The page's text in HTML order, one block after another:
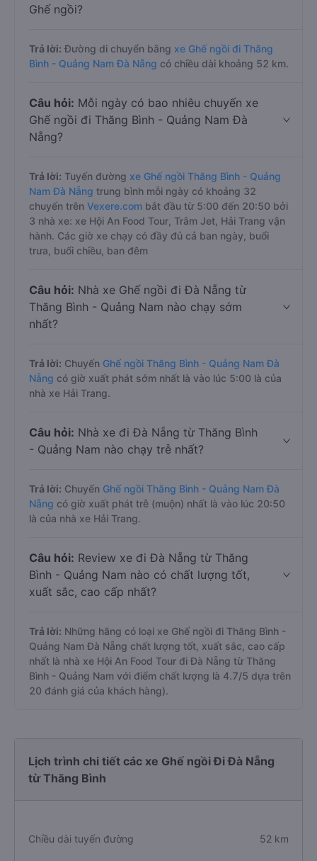
Ghế ngồi?
Trả lời: Đường di chuyển bằng xe Ghế ngồi đi Thăng
Bình - Quảng Nam Đà Nẵng có chiều dài khoảng 52 km.
Câu hỏi: Mỗi ngày có bao nhiêu chuyến xe
Ghế ngồi đi Thăng Bình - Quảng Nam Đà
Nẵng?
Trả lời: Tuyến đường xe Ghế ngồi Thăng Bình - Quảng
Nam Đà Nẵng trung bình mỗi ngày có khoảng 32
chuyến trên Vexere.com bắt đầu từ 5:00 đến 20:50 bởi
3 nhà xe: xe Hội An Food Tour, Trâm Jet, Hải Trang vận
hành. Các giờ xe chạy có đầy đủ cả ban ngày, buổi
trưa, buổi chiều, ban đêm
Câu hỏi: Nhà xe Ghế ngồi đi Đà Nẵng từ
Thăng Bình - Quảng Nam nào chạy sớm
nhất?
Trả lời: Chuyến Ghế ngồi Thăng Bình - Quảng Nam Đà
Nẵng có giờ xuất phát sớm nhất là vào lúc 5:00 là của
nhà xe Hải Trang.
Câu hỏi: Nhà xe đi Đà Nẵng từ Thăng Bình
- Quảng Nam nào chạy trễ nhất?
Trả lời: Chuyến Ghế ngồi Thăng Bình - Quảng Nam Đà
Nẵng có giờ xuất phát trễ (muộn) nhất là vào lúc 20:50
là của nhà xe Hải Trang.
Câu hỏi: Review xe đi Đà Nẵng từ Thăng
Bình - Quảng Nam nào có chất lượng tốt,
xuất sắc, cao cấp nhất?
Trả lời: Những hãng có loại xe Ghế ngồi đi Thăng Bình -
Quảng Nam Đà Nẵng chất lượng tốt, xuất sắc, cao cấp
nhất là nhà xe Hội An Food Tour đi Đà Nẵng từ Thăng
Bình - Quảng Nam với điểm chất lượng là 4.7/5 dựa trên
20 đánh giá của khách hàng).
Lịch trình chi tiết các xe Ghế ngồi Đi Đà Nẵng
từ Thăng Bình
Chiều dài tuyến đường 52 km